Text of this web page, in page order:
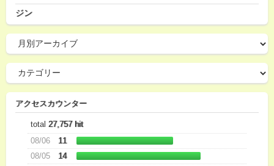
ジン
アクセスカウンター
total 27,757 hit
08/06
11
08/05
14